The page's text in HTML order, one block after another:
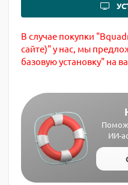
В случае покупки
сайте)" у нас, мы
базовую установку" на
ИИ-